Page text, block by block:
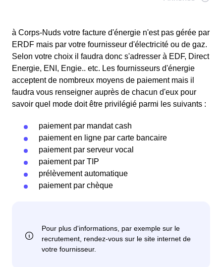
à Corps-Nuds votre facture d'énergie n'est pas gérée par
ERDF mais par votre fournisseur d'électricité ou de gaz.
Selon votre choix il faudra donc s'adresser à EDF, Direct
Energie, ENI, Engie.. etc. Les fournisseurs d'énergie
acceptent de nombreux moyens de paiement mais il
faudra vous renseigner auprès de chacun d'eux pour
savoir quel mode doit être privilégié parmi les suivants :
paiement par mandat cash
paiement en ligne par carte bancaire
paiement par serveur vocal
paiement par TIP
prélèvement automatique
paiement par chèque